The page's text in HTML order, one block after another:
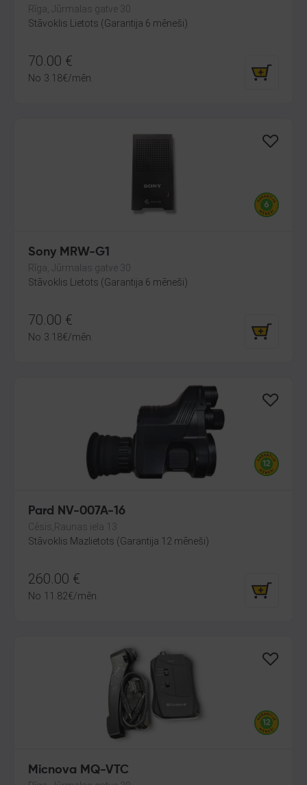
Rīga, Jūrmalas gatve 30
Stāvoklis Lietots (Garantija 6 mēneši)
70.00 €
No 3.18€/mēn.
Sony MRW-G1
Rīga, Jūrmalas gatve 30
Stāvoklis Lietots (Garantija 6 mēneši)
70.00 €
No 3.18€/mēn.
Pard NV-007A-16
Cēsis,Raunas iela 13
Stāvoklis Mazlietots (Garantija 12 mēneši)
260.00 €
No 11.82€/mēn.
Micnova MQ-VTC